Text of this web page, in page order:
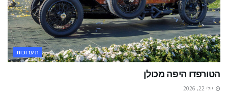
תערוכות
הטורפדו היפה מכולן
יולי 22, 2026